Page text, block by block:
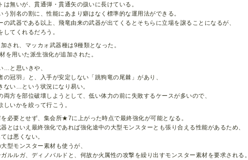
は無いが、貫通弾・貫通矢の扱いに長けている。
う別名の割に、性能にあまり癖はなく標準的な運用法ができる。
の武器である以上、飛竜由来の武器が出てくるとそちらに立場を譲ることになるが、
てくれるだろう。
され、マッカォ武器種は9種類となった。
を用いた派生強化が追加された。
…と思いきや、
の冠羽」と、入手が安定しない「跳狗竜の尾棘」があり、
ない…という状況になり易い。
両方を部位破壊しようとして、低い体力の前に失敗するケースが多いので、
いかを絞って行こう。
必要とせず、集会所★7に上がった時点で最終強化が可能となる。
とはいえ最終強化であれば強化途中の大型モンスターとも張り合える性能があるため、
は悪くない。
型モンスター素材も使うが、
ルルガ、ディノバルドと、何故か火属性の攻撃を繰り出すモンスター素材を要求される。